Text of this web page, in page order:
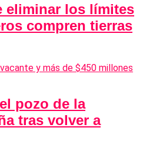
eliminar los límites
compren tierras
pozo de la
tras volver a